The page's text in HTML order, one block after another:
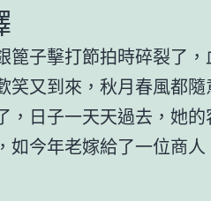
篦子擊打節拍時碎裂了
笑又到來，秋月春風都
，日子一天天過去，她
如今年老嫁給了一位商人